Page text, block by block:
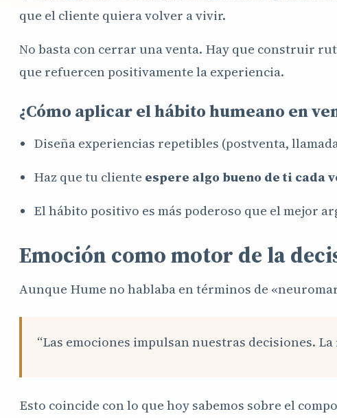
que el cliente quiera volver a vivir.
No basta con cerrar una venta. Hay que construir
que refuercen positivamente la experiencia.
¿Cómo aplicar el hábito humeano en
Diseña experiencias repetibles (postventa,
Haz que tu cliente espere algo bueno de ti cada
El hábito positivo es más poderoso que el mejor
Emoción como motor de la
Aunque Hume no hablaba en términos de
“Las emociones impulsan nuestras decisiones.
Esto coincide con lo que hoy sabemos sobre el